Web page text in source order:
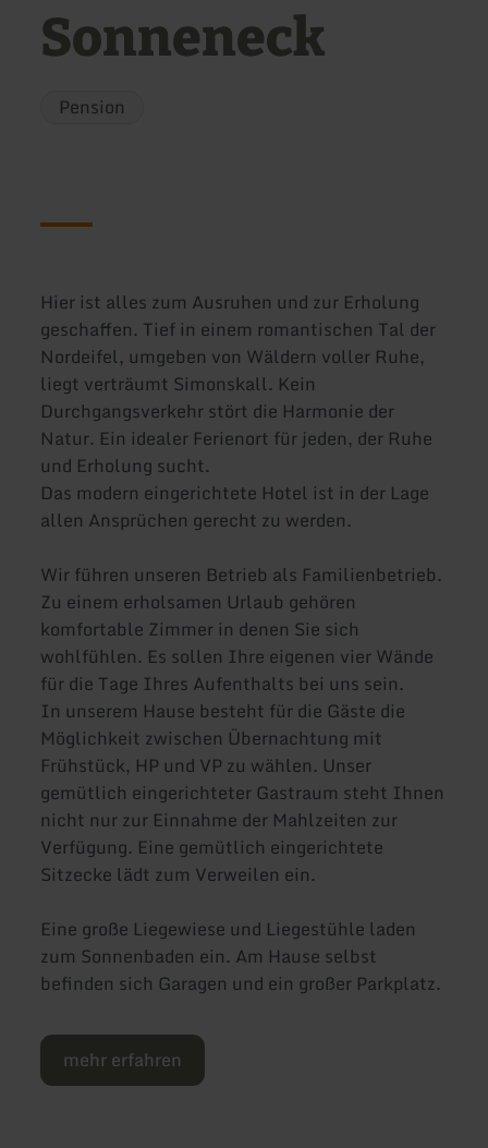
Sonneneck
Pension
Hier ist alles zum Ausruhen und zur Erholung
geschaffen. Tief in einem romantischen Tal der
Nordeifel, umgeben von Wäldern voller Ruhe,
liegt verträumt Simonskall. Kein
Durchgangsverkehr stört die Harmonie der
Natur. Ein idealer Ferienort für jeden, der Ruhe
und Erholung sucht.
Das modern eingerichtete Hotel ist in der Lage
allen Ansprüchen gerecht zu werden.
Wir führen unseren Betrieb als Familienbetrieb.
Zu einem erholsamen Urlaub gehören
komfortable Zimmer in denen Sie sich
wohlfühlen. Es sollen Ihre eigenen vier Wände
für die Tage Ihres Aufenthalts bei uns sein.
In unserem Hause besteht für die Gäste die
Möglichkeit zwischen Übernachtung mit
Frühstück, HP und VP zu wählen. Unser
gemütlich eingerichteter Gastraum steht Ihnen
nicht nur zur Einnahme der Mahlzeiten zur
Verfügung. Eine gemütlich eingerichtete
Sitzecke lädt zum Verweilen ein.
Eine große Liegewiese und Liegestühle laden
zum Sonnenbaden ein. Am Hause selbst
befinden sich Garagen und ein großer Parkplatz.
mehr erfahren